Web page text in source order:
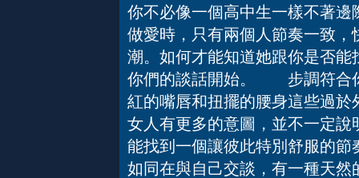
你不必像一個高中生一樣不著
做愛時，只有兩個人節奏一致
潮。如何才能知道她跟你是否
你們的談話開始。 步調符合
紅的嘴唇和扭擺的腰身這些過
女人有更多的意圖，並不一定
能找到一個讓彼此特別舒服的
如同在與自己交談，有一種天